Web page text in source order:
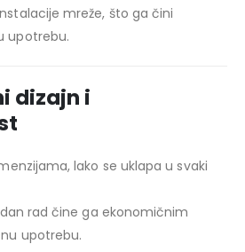
mreže, što ga čini
upotrebu.
dizajn i
lako se uklapa u svaki
rad čine ga ekonomičnim
upotrebu.